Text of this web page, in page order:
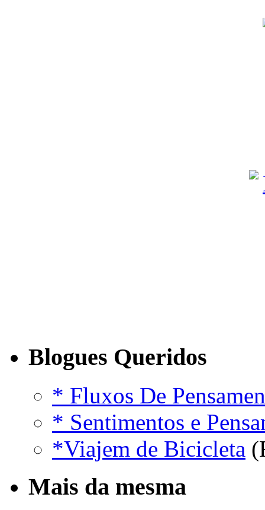
Blogues Queridos
* Fluxos De
* Sentimentos e
*Viajem de Bicicleta
Mais da mesma